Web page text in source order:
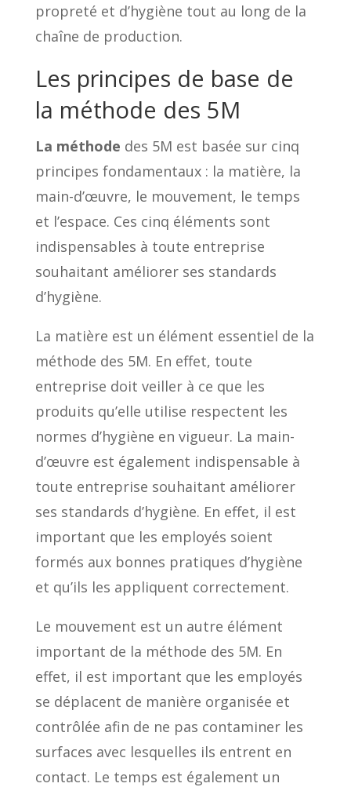
propreté et d’hygiène tout au long de la
chaîne de production.
Les principes de base de
la méthode des 5M
La méthode des 5M est basée sur cinq
principes fondamentaux : la matière, la
main-d’œuvre, le mouvement, le temps
et l’espace. Ces cinq éléments sont
indispensables à toute entreprise
souhaitant améliorer ses standards
d’hygiène.
La matière est un élément essentiel de la
méthode des 5M. En effet, toute
entreprise doit veiller à ce que les
produits qu’elle utilise respectent les
normes d’hygiène en vigueur. La main-
d’œuvre est également indispensable à
toute entreprise souhaitant améliorer
ses standards d’hygiène. En effet, il est
important que les employés soient
formés aux bonnes pratiques d’hygiène
et qu’ils les appliquent correctement.
Le mouvement est un autre élément
important de la méthode des 5M. En
effet, il est important que les employés
se déplacent de manière organisée et
contrôlée afin de ne pas contaminer les
surfaces avec lesquelles ils entrent en
contact. Le temps est également un